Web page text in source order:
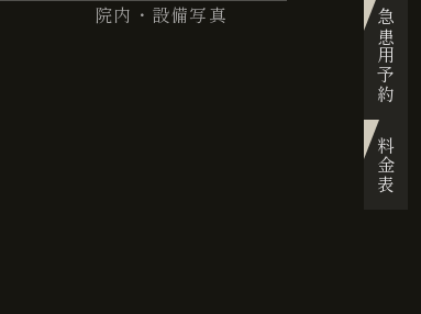
急患用予約
料金表
院内・設備写真